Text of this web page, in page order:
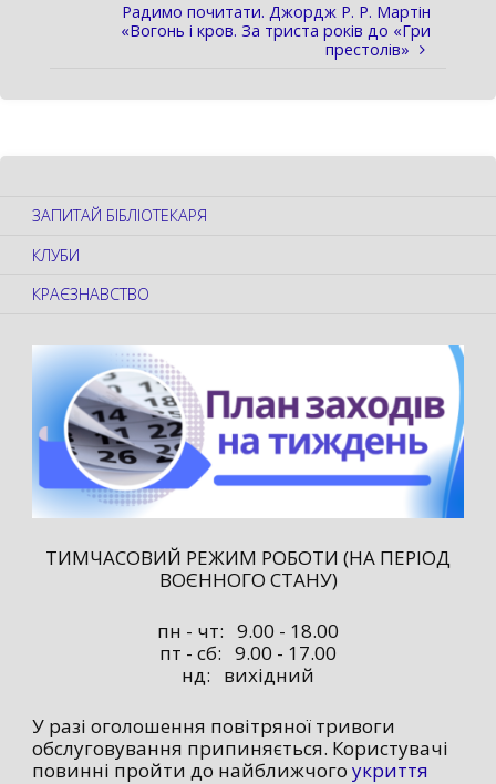
Радимо почитати. Джордж Р. Р. Мартін
«Вогонь і кров. За триста років до «Гри
престолів»
ЗАПИТАЙ БІБЛІОТЕКАРЯ
КЛУБИ
КРАЄЗНАВСТВО
ТИМЧАСОВИЙ РЕЖИМ РОБОТИ (НА ПЕРІОД
ВОЄННОГО СТАНУ)
пн - чт: 9.00 - 18.00
пт - сб: 9.00 - 17.00
нд: вихідний
У разі оголошення повітряної тривоги
обслуговування припиняється. Користувачі
повинні пройти до найближчого укриття